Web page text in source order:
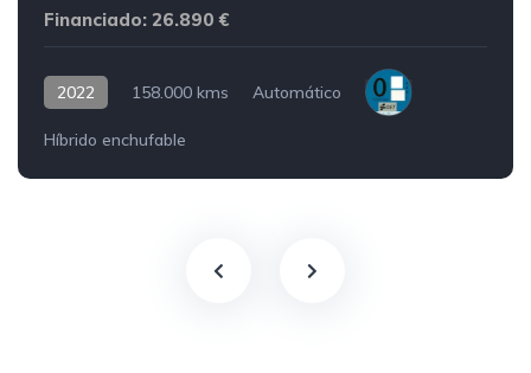
Financiado: 26.890 €
2022 158.000 kms Automático
Híbrido enchufable